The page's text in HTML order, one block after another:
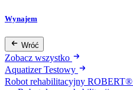
Wynajem
Wróć
Zobacz wszystko
Aquatizer Testowy
Robot rehabilitacyjny ROBERT®